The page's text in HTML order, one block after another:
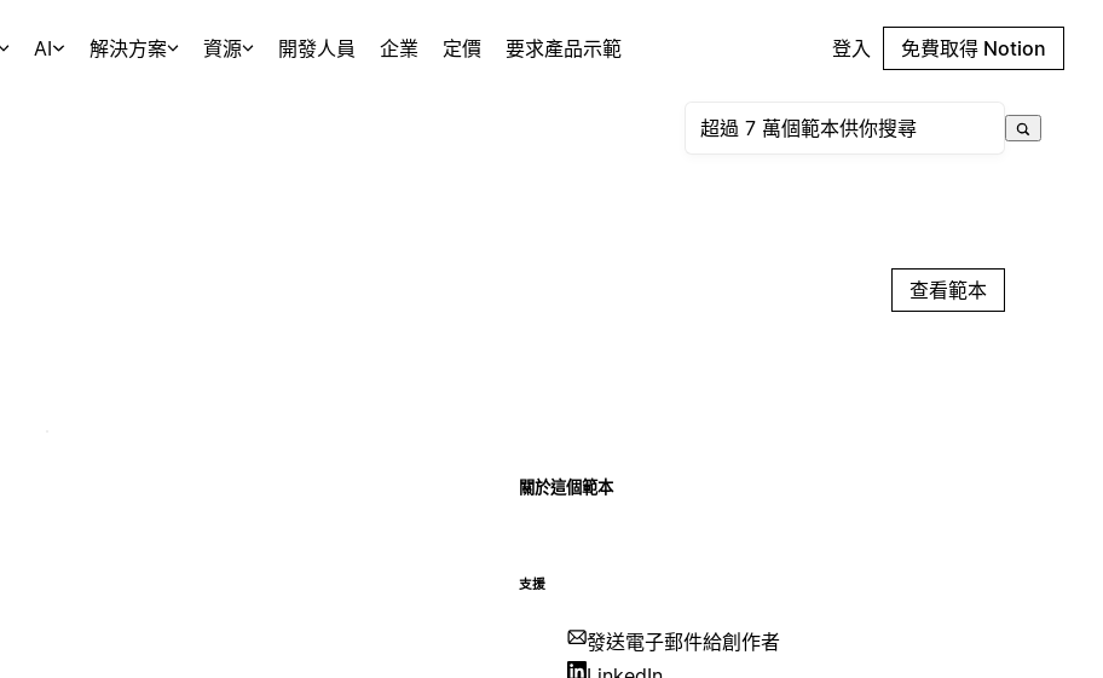
AI 解決方案 資源 開發人員 企業 定價 要求產品示範 登入 免費取得 Notion
查看範本
關於這個範本
支援
發送電子郵件給創作者